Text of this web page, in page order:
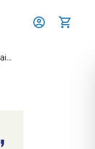
Paris sg, cet amour que j'ai pour toi